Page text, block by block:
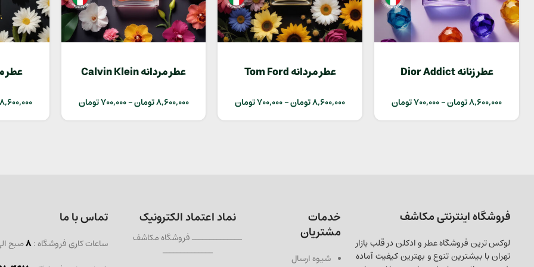
عطر زنانه Dior Addict
8,600,000تومان–
700,000تومان
عطر مردانه Tom Ford
Extreme8,600,000تومان–
700,000تومان
عطر مردانه Calvin Klein
Euphoria8,600,000تومان–
700,000تومان 8,600,000
فروشگاه اینترنتی مکاشف
لوکس ترین فروشگاه عطر و ادکلن در قلب بازار
تهران با بیشترین تنوع و بهترین کیفیت آماده
خدمات
مشتریان
شیوه ارسال
نماد اعتماد الکترونیک
ــــــــــــــ فروشگاه مکاشف
ــــــــــــــ
تماس با ما
ساعات کاری فروشگاه :8صبح